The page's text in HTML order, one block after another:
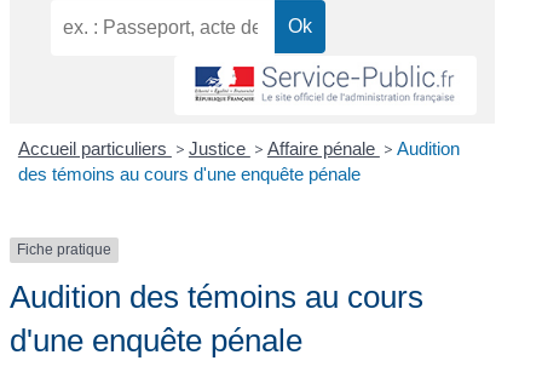
Accueil particuliers > Justice > Affaire pénale > Audition
des témoins au cours d'une enquête pénale
Fiche pratique
Audition des témoins au cours
d'une enquête pénale